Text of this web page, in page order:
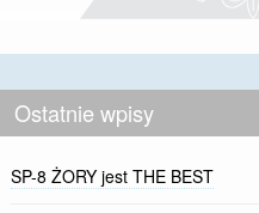
Ostatnie wpisy
SP-8 ŻORY jest THE BEST